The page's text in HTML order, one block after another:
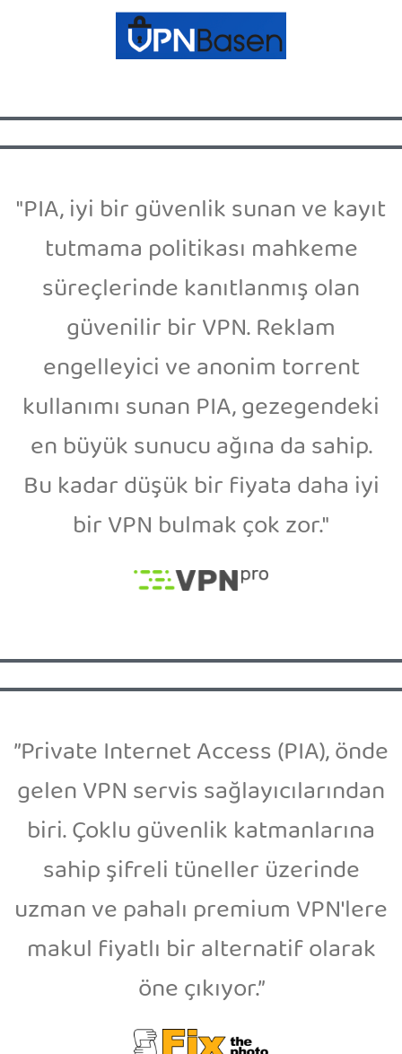
"PIA, iyi bir güvenlik sunan ve kayıt
tutmama politikası mahkeme
süreçlerinde kanıtlanmış olan
güvenilir bir VPN. Reklam
engelleyici ve anonim torrent
kullanımı sunan PIA, gezegendeki
en büyük sunucu ağına da sahip.
Bu kadar düşük bir fiyata daha iyi
bir VPN bulmak çok zor."
”Private Internet Access (PIA), önde
gelen VPN servis sağlayıcılarından
biri. Çoklu güvenlik katmanlarına
sahip şifreli tüneller üzerinde
uzman ve pahalı premium VPN'lere
makul fiyatlı bir alternatif olarak
öne çıkıyor.”